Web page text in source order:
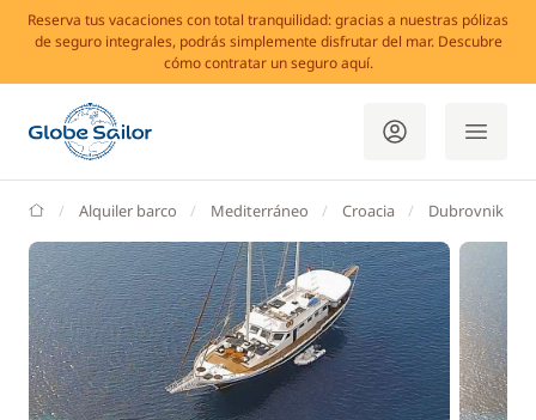
Reserva tus vacaciones con total tranquilidad: gracias a nuestras pólizas
de seguro integrales, podrás simplemente disfrutar del mar. Descubre
cómo contratar un seguro aquí.
GlobeSailor
Alquiler barco Mediterráneo Croacia Dubrovnik